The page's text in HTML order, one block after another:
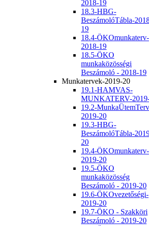
2018-19
18.3-HBG-
BeszámolóTábla-
19
18.4-ÖKOmunkaterv-
2018-19
18.5-ÖKO
munkaközösségi
Beszámoló - 2018-19
Munkatervek-2019-20
19.1-HAMVAS-
MUNKATERV-
19.2-
2019-20
19.3-HBG-
BeszámolóTábla-
20
19.4-ÖKOmunkaterv-
2019-20
19.5-ÖKO
munkaközösség
Beszámoló - 2019-20
19.6-ÖKOvezetőségi-
2019-20
19.7-ÖKO - Szakköri
Beszámoló - 2019-20